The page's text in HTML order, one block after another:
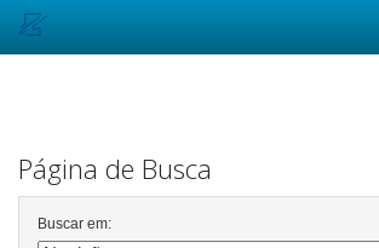
Página de Busca
Buscar em: